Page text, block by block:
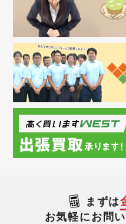
まずは
お気軽にお問